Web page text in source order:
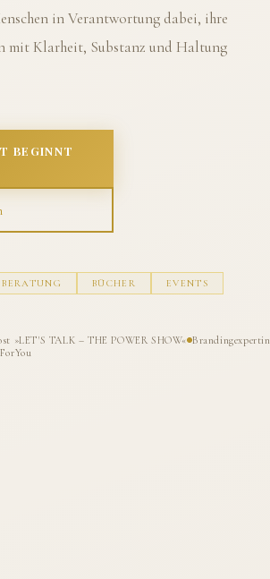
in Verantwortung dabei, ihre
mit Klarheit, Substanz und Haltung
BEGINNT
BERATUNG BÜCHER EVENTS
»LET'S TALK – THE POWER SHOW« Brandingexpertin